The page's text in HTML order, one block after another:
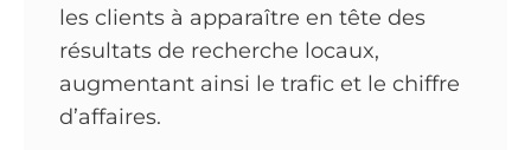
les clients à apparaître en tête des
résultats de recherche locaux,
augmentant ainsi le trafic et le chiffre
d’affaires.